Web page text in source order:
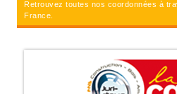
Retrouvez toutes nos coordonnées à
France.